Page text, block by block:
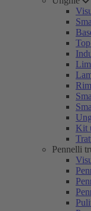
Kit
Pennelli